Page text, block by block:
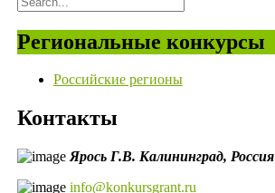
Региональные конкурсы
Российские регионы
Контакты
Ярось Г.В. Калининград, Россия
info@konkursgrant.ru